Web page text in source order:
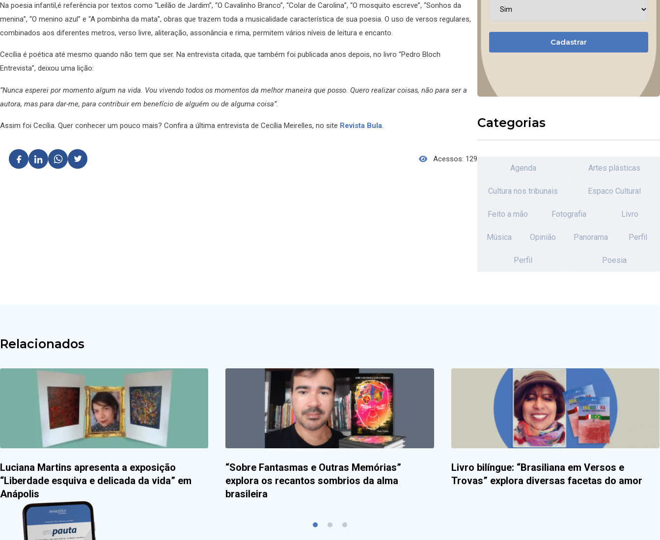
Na poesia infantil,é referência por textos como “Leilão de Jardim”, “O Cavalinho Branco”, “Colar de Carolina”, “O mosquito escreve”, “Sonhos da
menina”, “O menino azul” e “A pombinha da mata”, obras que trazem toda a musicalidade característica de sua poesia. O uso de versos regulares,
combinados aos diferentes metros, verso livre, aliteração, assonância e rima, permitem vários níveis de leitura e encanto.
Cecília é poética até mesmo quando não tem que ser. Na entrevista citada, que também foi publicada anos depois, no livro “Pedro Bloch
Entrevista”, deixou uma lição:
“Nunca esperei por momento algum na vida. Vou vivendo todos os momentos da melhor maneira que posso. Quero realizar coisas, não para ser a
autora, mas para dar-me, para contribuir em benefício de alguém ou de alguma coisa”.
Assim foi Cecília. Quer conhecer um pouco mais? Confira a última entrevista de Cecília Meirelles, no site Revista Bula.
Acessos: 129
Cadastrar
Categorias
Agenda Artes plásticas
Cultura nos tribunais Espaco Cultural
Feito a mão Fotografia Livro
Música Opinião Panorama Perfil
Perfil Poesia
Relacionados
Luciana Martins apresenta a exposição
“Liberdade esquiva e delicada da vida” em
Anápolis
“Sobre Fantasmas e Outras Memórias”
explora os recantos sombrios da alma
brasileira
Livro bilíngue: “Brasiliana em Versos e
Trovas” explora diversas facetas do amor